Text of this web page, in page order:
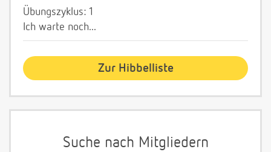
Übungszyklus: 1
Ich warte noch...
Zur Hibbelliste
Suche nach Mitgliedern